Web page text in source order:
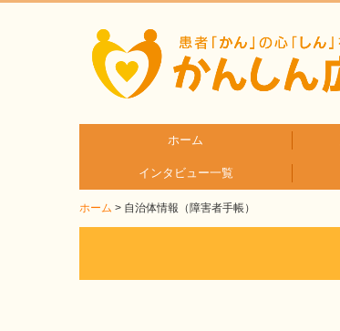
ホーム
インタビュー一覧
医療従事者へのインタビュー
患者さんとご家族へのインタビュー
ホーム 自治体情報（障害者手帳）